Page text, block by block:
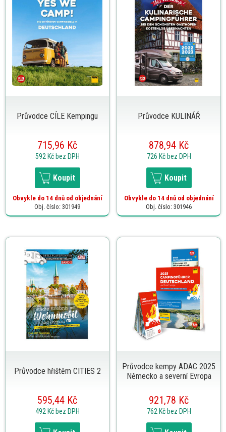
Průvodce CÍLE Kempingu
715,96 Kč
592 Kč bez DPH
Koupit
Obvykle do 14 dnů od objednání
Obj. číslo: 301949
Průvodce KULINÁŘ
878,94 Kč
726 Kč bez DPH
Koupit
Obvykle do 14 dnů od objednání
Obj. číslo: 301946
Průvodce hřištěm CITIES 2
595,44 Kč
492 Kč bez DPH
Průvodce kempy ADAC 2025
Německo a severní Evropa
921,78 Kč
762 Kč bez DPH